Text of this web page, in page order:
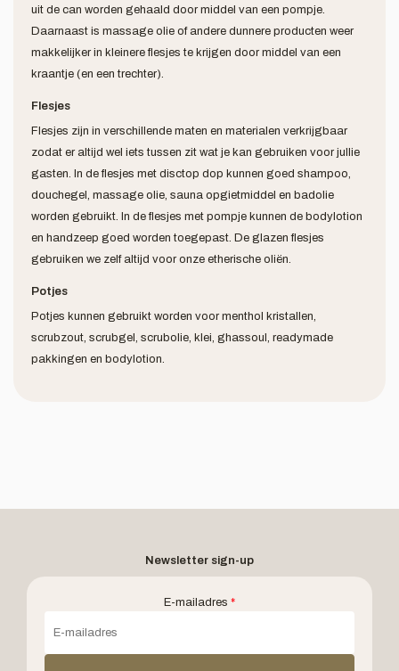
uit de can worden gehaald door middel van een pompje.
Daarnaast is massage olie of andere dunnere producten weer
makkelijker in kleinere flesjes te krijgen door middel van een
kraantje (en een trechter).
Flesjes
Flesjes zijn in verschillende maten en materialen verkrijgbaar
zodat er altijd wel iets tussen zit wat je kan gebruiken voor jullie
gasten. In de flesjes met disctop dop kunnen goed shampoo,
douchegel, massage olie, sauna opgietmiddel en badolie
worden gebruikt. In de flesjes met pompje kunnen de bodylotion
en handzeep goed worden toegepast. De glazen flesjes
gebruiken we zelf altijd voor onze etherische oliën.
Potjes
Potjes kunnen gebruikt worden voor menthol kristallen,
scrubzout, scrubgel, scrubolie, klei, ghassoul, readymade
pakkingen en bodylotion.
Newsletter sign-up
E-mailadres *